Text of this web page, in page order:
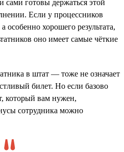
сами готовы держаться этой
Если у процессников
особенно хорошего результата,
оно имеет самые чёткие
в штат — тоже не означает
билет. Но если базово
который вам нужен,
сотрудника можно